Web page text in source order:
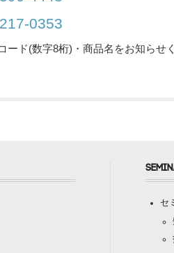
0353
ード(数字8桁)・商品名をお知らせ
セ